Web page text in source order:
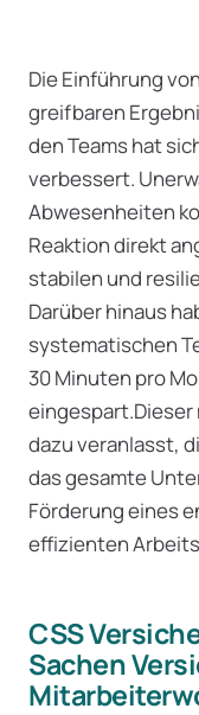
Die Einführung
greifbaren
den Teams hat
verbessert.
Abwesenheiten
Reaktion direkt
stabilen und
Darüber hinaus
systematischen
30 Minuten pro
eingespart.Dieser
dazu veranlasst,
das gesamte
Förderung eines
effizienten
CSS
Sachen